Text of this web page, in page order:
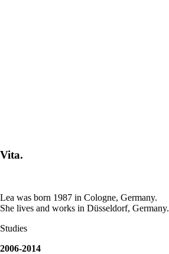
Vita.
Lea was born 1987 in Cologne, Germany.
She lives and works in Düsseldorf, Germany.
Studies
2006-2014